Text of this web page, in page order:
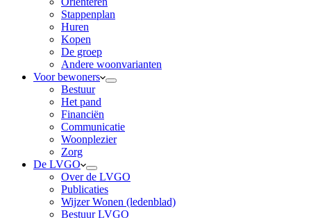
Stappenplan
Huren
Kopen
De groep
Andere woonvarianten
Voor bewoners
Bestuur
Het pand
Financiën
Communicatie
Woonplezier
Zorg
De LVGO
Over de LVGO
Publicaties
Wijzer Wonen (ledenblad)
Bestuur LVGO